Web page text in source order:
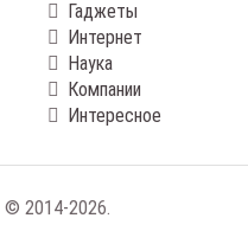
Гаджеты
Интернет
Наука
Компании
Интересное
© 2014-2026.